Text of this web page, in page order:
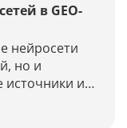
в GEO-
нейросети
но и
источники и
своего